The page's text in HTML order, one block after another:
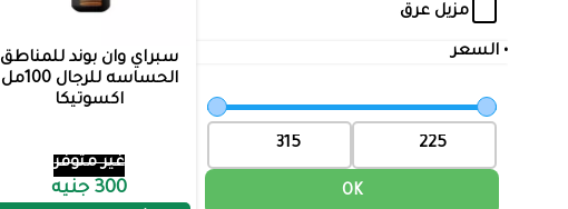
مزيل عرق
• السعر
OK
سبراي وان بوند للمناطق
الحساسه للرجال 100مل
اكسوتيكا
غير متوفر
300 جنيه